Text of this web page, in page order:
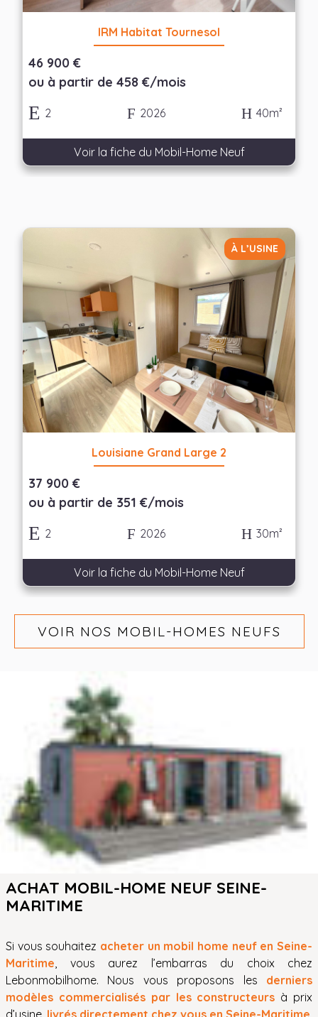
IRM Habitat Tournesol
46 900 €
ou à partir de 458 €/mois
2 2026 40m²
Voir la fiche du Mobil-Home Neuf
À L’USINE
Louisiane Grand Large 2
37 900 €
ou à partir de 351 €/mois
2 2026 30m²
Voir la fiche du Mobil-Home Neuf
VOIR NOS MOBIL-HOMES NEUFS
ACHAT MOBIL-HOME NEUF SEINE-
MARITIME
Si vous souhaitez acheter un mobil home neuf en Seine-
Maritime, vous aurez l’embarras du choix chez
Lebonmobilhome. Nous vous proposons les derniers
modèles commercialisés par les constructeurs à prix